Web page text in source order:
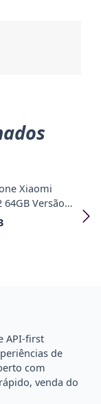
Xiaomi
64GB Versão
API-first
de
com
venda do